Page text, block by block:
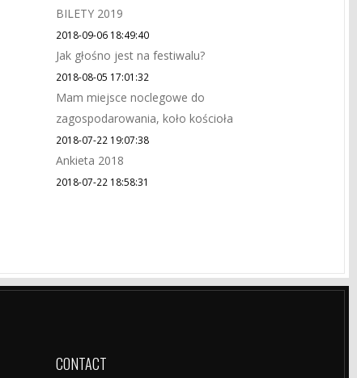
BILETY 2019
2018-09-06 18:49:40
Jak głośno jest na festiwalu?
2018-08-05 17:01:32
Mam miejsce noclegowe do
zagospodarowania, koło kościoła
2018-07-22 19:07:38
Ankieta 2018
2018-07-22 18:58:31
CONTACT